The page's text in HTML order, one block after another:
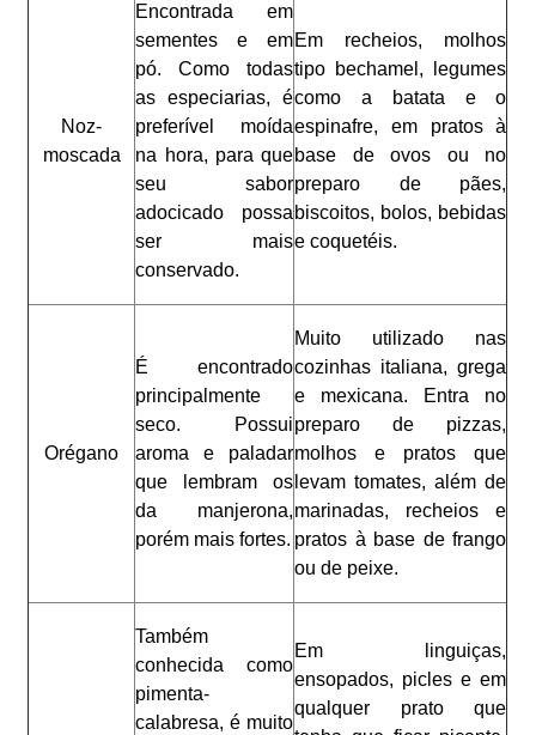
Noz-
moscada
Encontrada em
sementes e em
pó. Como todas
as especiarias, é
preferível moída
na hora, para que
seu sabor
adocicado possa
ser mais
conservado.
Em recheios, molhos
tipo bechamel, legumes
como a batata e o
espinafre, em pratos à
base de ovos ou no
preparo de pães,
biscoitos, bolos, bebidas
e coquetéis.
Orégano
É encontrado
principalmente
seco. Possui
aroma e paladar
que lembram os
da manjerona,
porém mais fortes.
Muito utilizado nas
cozinhas italiana, grega
e mexicana. Entra no
preparo de pizzas,
molhos e pratos que
levam tomates, além de
marinadas, recheios e
pratos à base de frango
ou de peixe.
Também
conhecida como
pimenta-
calabresa, é muito
Em linguiças,
ensopados, picles e em
qualquer prato que